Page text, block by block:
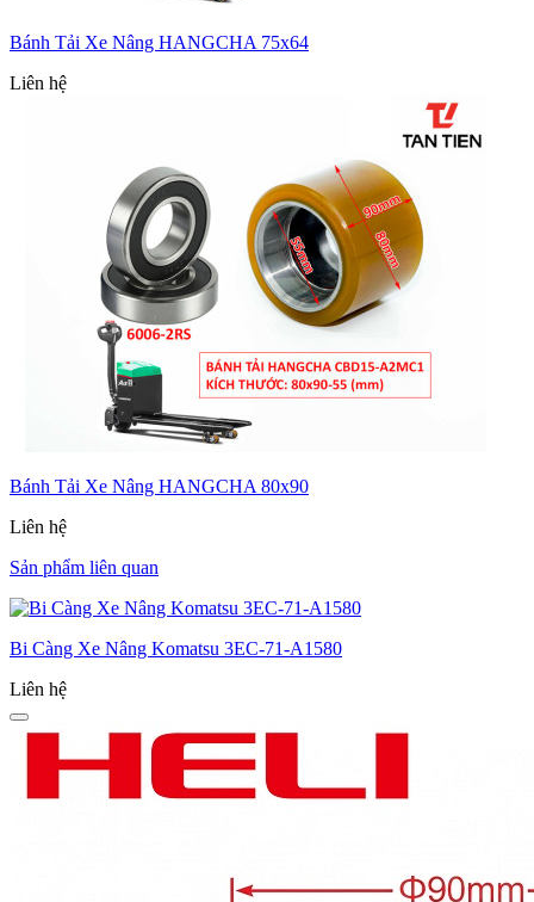
Bánh Tải Xe Nâng HANGCHA 75x64
Liên hệ
Bánh Tải Xe Nâng HANGCHA 80x90
Liên hệ
Sản phẩm liên quan
Bi Càng Xe Nâng Komatsu 3EC-­71-­A1580
Liên hệ